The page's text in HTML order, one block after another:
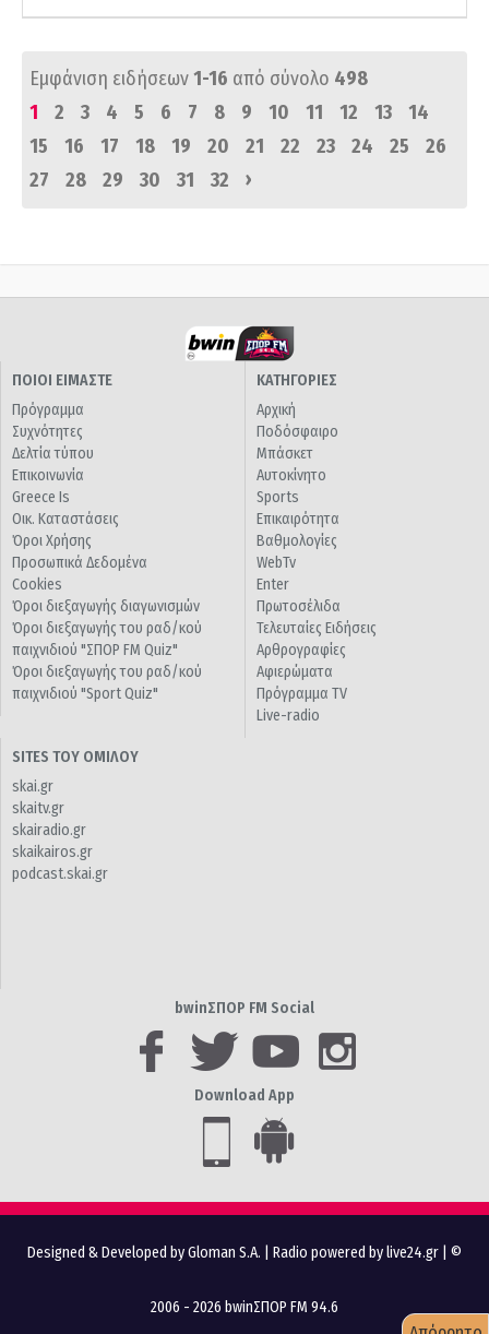
Εμφάνιση ειδήσεων1-16 από σύνολο 498
1
2 3 4 5 6 7 8 9 10 11 12 13
14
15
16 17 18 19 20 21 22 23 24 25
26
27
28 29 30 31 32 ›
ΠΟΙΟΙ ΕΙΜΑΣΤΕ
Πρόγραμμα
Συχνότητες
Δελτία τύπου
Επικοινωνία
Greece Is
Οικ. Καταστάσεις
Όροι Χρήσης
Προσωπικά Δεδομένα
Cookies
Όροι διεξαγωγής διαγωνισμών
Όροι διεξαγωγής του ραδ/κού
παιχνιδιού "ΣΠΟΡ FM Quiz"
Όροι διεξαγωγής του ραδ/κού
παιχνιδιού "Sport Quiz"
ΚΑΤΗΓΟΡΙΕΣ
Αρχική
Ποδόσφαιρο
Μπάσκετ
Αυτοκίνητο
Sports
Επικαιρότητα
Βαθμολογίες
WebTv
Enter
Πρωτοσέλιδα
Τελευταίες Ειδήσεις
Αρθρογραφίες
Αφιερώματα
Πρόγραμμα TV
Live-radio
SITES ΤΟΥ ΟΜΙΛΟΥ
skai.gr
skaitv.gr
skairadio.gr
skaikairos.gr
podcast.skai.gr
bwinΣΠΟΡ FM Social
Download App
Designed & Developed by Gloman S.A. Radio powered by live24.gr | ©
2006 - 2026 bwinΣΠΟΡ FM 94.6